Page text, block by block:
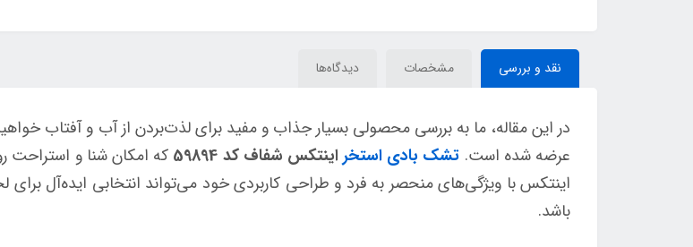
نقد و بررسی مشخصات دیدگاه‌ها
عرضه شده است. تشک بادی استخر اینتکس شفاف کد 59894 که امکان شنا و استراحت
اینتکس با ویژگی‌های منحصر به فرد و طراحی کاربردی خود می‌تواند انتخابی ایده‌آل برای
باشد.